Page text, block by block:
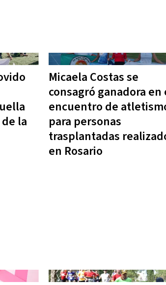
la
Micaela Costas se
consagró ganadora en
encuentro de
para personas
trasplantadas
en Rosario